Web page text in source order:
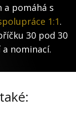
a pomáhá s
1:1.
30 pod 30
nominací.